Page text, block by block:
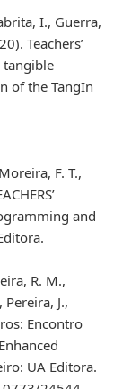
I., Guerra,
Teachers’
tangible
of the TangIn
F. T.,
and
R. M.,
J.,
Encontro
UA Editora.